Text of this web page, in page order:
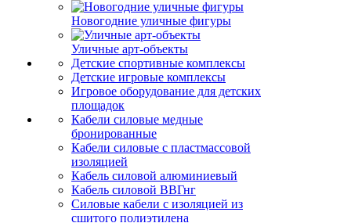
Новогодние уличные фигуры
Уличные арт-объекты
Детские спортивные комплексы
Детские игровые комплексы
Игровое оборудование для детских
площадок
Кабели силовые медные
бронированные
Кабели силовые с пластмассовой
изоляцией
Кабель силовой алюминиевый
Кабель силовой ВВГнг
Силовые кабели с изоляцией из
сшитого полиэтилена